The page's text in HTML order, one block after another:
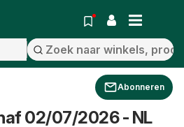
Abonneren
02/07/2026 - NL